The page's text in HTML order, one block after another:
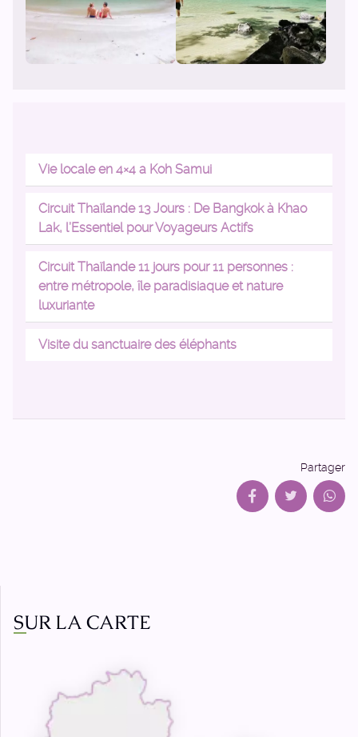
Vie locale en 4×4 a Koh Samui
Circuit Thaïlande 13 Jours : De Bangkok à Khao
Lak, l’Essentiel pour Voyageurs Actifs
Circuit Thaïlande 11 jours pour 11 personnes :
entre métropole, île paradisiaque et nature
luxuriante
Visite du sanctuaire des éléphants
Partager
SUR LA CARTE